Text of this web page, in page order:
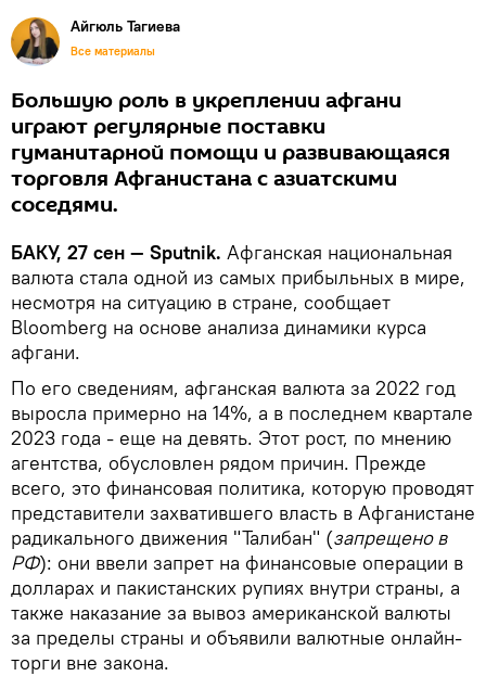
Айгюль Тагиева
Все материалы
Большую роль в укреплении афгани
играют регулярные поставки
гуманитарной помощи и развивающаяся
торговля Афганистана с азиатскими
соседями.
БАКУ, 27 сен — Sputnik. Афганская национальная
валюта стала одной из самых прибыльных в мире,
несмотря на ситуацию в стране, сообщает
Bloomberg на основе анализа динамики курса
афгани.
По его сведениям, афганская валюта за 2022 год
выросла примерно на 14%, а в последнем квартале
2023 года - еще на девять. Этот рост, по мнению
агентства, обусловлен рядом причин. Прежде
всего, это финансовая политика, которую проводят
представители захватившего власть в Афганистане
радикального движения "Талибан" (запрещено в
РФ): они ввели запрет на финансовые операции в
долларах и пакистанских рупиях внутри страны, а
также наказание за вывоз американской валюты
за пределы страны и объявили валютные онлайн-
торги вне закона.